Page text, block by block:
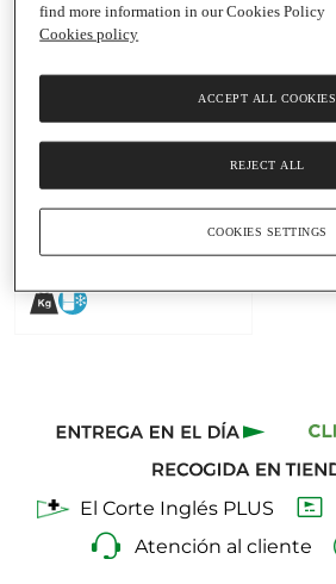
11,66 €
queso curado de oveja
elaborado con leche
aproximado QUERTA
El Corte Inglés PLUS
Atención al cliente
find more information in our Cookies Policy
Cookies policy
REJECT ALL
ACCEPT ALL COOKIES
COOKIES SETTINGS